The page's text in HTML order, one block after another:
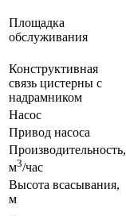
Площадка
обслуживания
Конструктивная
связь цистерны с
надрамником
Насос
Привод насоса
Производительность,
м3/час
Высота всасывания,
м